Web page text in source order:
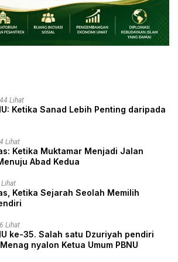
Lihat
Ketika Sanad Lebih Penting daripada
Lihat
Ketika Muktamar Menjadi Jalan
Abad Kedua
Ketika Sejarah Seolah Memilih
Lihat
ke-35. Salah satu Dzuriyah pendiri
nyalon Ketua Umum PBNU